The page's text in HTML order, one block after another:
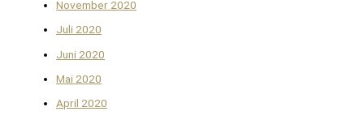
November 2020
Juli 2020
Juni 2020
Mai 2020
April 2020